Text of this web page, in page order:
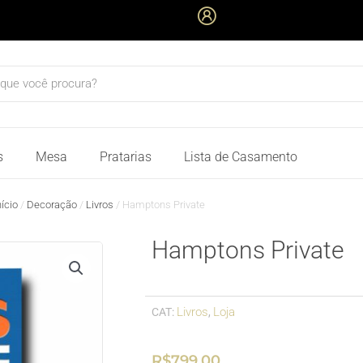
Mesa Pratarias Lista de Casamento
/ Decoração/ Livros / Hamptons Private
Hamptons Private
CAT: Livros, Loja